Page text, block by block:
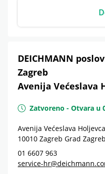
DEICHMANN
Zagreb
Avenija Većeslava
Zatvoreno - Otvara u
Avenija Većeslava
10010 Zagreb Grad Zagreb
01 6607 963
service-